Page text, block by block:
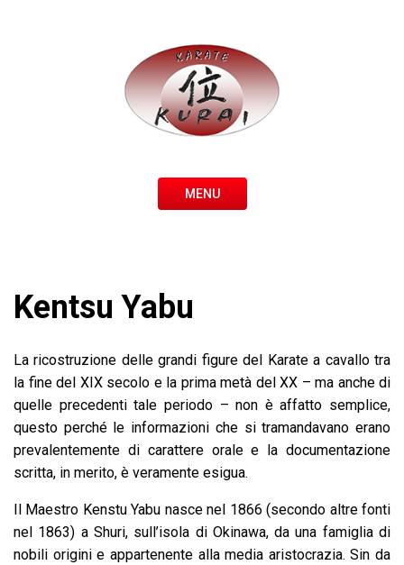
MENU
Kentsu Yabu
La ricostruzione delle grandi figure del Karate a cavallo tra
la fine del XIX secolo e la prima metà del XX – ma anche di
quelle precedenti tale periodo – non è affatto semplice,
questo perché le informazioni che si tramandavano erano
prevalentemente di carattere orale e la documentazione
scritta, in merito, è veramente esigua.
Il Maestro Kenstu Yabu nasce nel 1866 (secondo altre fonti
nel 1863) a Shuri, sull’isola di Okinawa, da una famiglia di
nobili origini e appartenente alla media aristocrazia. Sin da